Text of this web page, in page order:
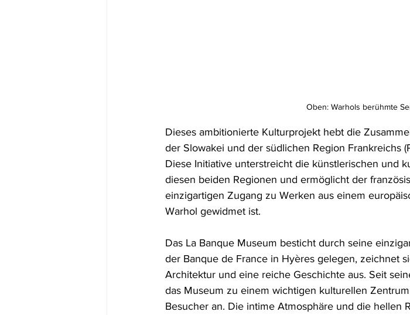
Oben: Warhols berühmte
Dieses ambitionierte Kulturprojekt hebt die
der Slowakei und der südlichen Region Frankreichs
Diese Initiative unterstreicht die künstlerischen und
diesen beiden Regionen und ermöglicht der
einzigartigen Zugang zu Werken aus einem
Warhol gewidmet ist.
Das La Banque Museum besticht durch seine
der Banque de France in Hyères gelegen, zeichnet
Architektur und eine reiche Geschichte aus. Seit
das Museum zu einem wichtigen kulturellen
Besucher an. Die intime Atmosphäre und die hellen